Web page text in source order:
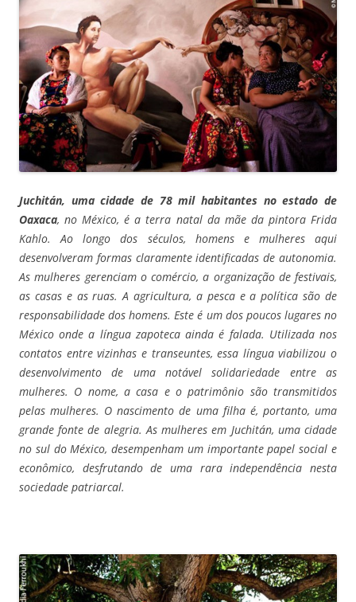
Juchitán, uma cidade de 78 mil habitantes no estado de
Oaxaca, no México, é a terra natal da mãe da pintora Frida
Kahlo. Ao longo dos séculos, homens e mulheres aqui
desenvolveram formas claramente identificadas de autonomia.
As mulheres gerenciam o comércio, a organização de festivais,
as casas e as ruas. A agricultura, a pesca e a política são de
responsabilidade dos homens. Este é um dos poucos lugares no
México onde a língua zapoteca ainda é falada. Utilizada nos
contatos entre vizinhas e transeuntes, essa língua viabilizou o
desenvolvimento de uma notável solidariedade entre as
mulheres. O nome, a casa e o patrimônio são transmitidos
pelas mulheres. O nascimento de uma filha é, portanto, uma
grande fonte de alegria. As mulheres em Juchitán, uma cidade
no sul do México, desempenham um importante papel social e
econômico, desfrutando de uma rara independência nesta
sociedade patriarcal.